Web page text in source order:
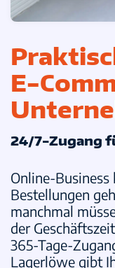
E-
24/7-Zugang
Online-
Bestellungen
manchmal
der
365-Tage-
Lagerlöwe gibt